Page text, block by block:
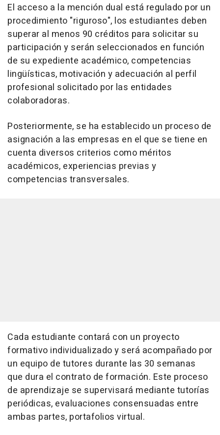
El acceso a la mención dual está regulado por un
procedimiento "riguroso", los estudiantes deben
superar al menos 90 créditos para solicitar su
participación y serán seleccionados en función
de su expediente académico, competencias
lingüísticas, motivación y adecuación al perfil
profesional solicitado por las entidades
colaboradoras.
Posteriormente, se ha establecido un proceso de
asignación a las empresas en el que se tiene en
cuenta diversos criterios como méritos
académicos, experiencias previas y
competencias transversales.
Cada estudiante contará con un proyecto
formativo individualizado y será acompañado por
un equipo de tutores durante las 30 semanas
que dura el contrato de formación. Este proceso
de aprendizaje se supervisará mediante tutorías
periódicas, evaluaciones consensuadas entre
ambas partes, portafolios virtual.